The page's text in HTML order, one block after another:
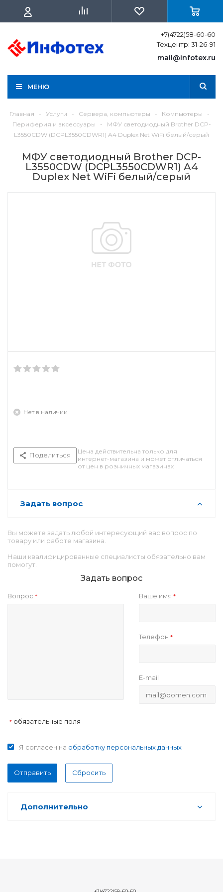
+7(4722)58-60-60
Техцентр: 31-26-91
mail@infotex.ru
МЕНЮ
Главная - Услуги - Сервера, компьютеры - Компьютеры
-
Периферия и аксессуары
-
МФУ светодиодный Brother DCP-
L3550CDW (DCPL3550CDWR1) A4 Duplex Net WiFi белый/серый
МФУ светодиодный Brother DCP-
L3550CDW (DCPL3550CDWR1) A4
Duplex Net WiFi белый/серый
Нет в наличии
Поделиться
Цена действительна только для
интернет-магазина и может отличаться
от цен в розничных магазинах
Задать вопрос
Вы можете задать любой интересующий вас вопрос по
товару или работе магазина.
Наши квалифицированные специалисты обязательно вам
помогут.
Задать вопрос
Вопрос * Ваше имя*
Телефон*
E-mail
* обязательные поля
Я согласен на обработку персональных данных
Отправить Сбросить
Дополнительно